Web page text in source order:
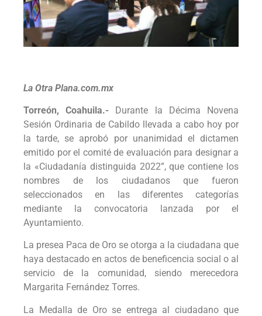
La Otra Plana.com.mx
Torreón, Coahuila.- Durante la Décima Novena
Sesión Ordinaria de Cabildo llevada a cabo hoy por
la tarde, se aprobó por unanimidad el dictamen
emitido por el comité de evaluación para designar a
la «Ciudadanía distinguida 2022”, que contiene los
nombres de los ciudadanos que fueron
seleccionados en las diferentes categorías
mediante la convocatoria lanzada por el
Ayuntamiento.
La presea Paca de Oro se otorga a la ciudadana que
haya destacado en actos de beneficencia social o al
servicio de la comunidad, siendo merecedora
Margarita Fernández Torres.
La Medalla de Oro se entrega al ciudadano que